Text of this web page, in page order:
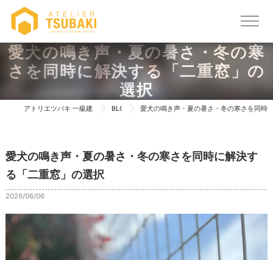
愛犬の鳴き声・夏の暑さ・冬の寒
さを同時に解決する「二重窓」の
選択
アトリエツバキ 一級建築士事務所 TOP
BLOG 愛犬の鳴き声・夏の暑さ・冬の寒さを同時
愛犬の鳴き声・夏の暑さ・冬の寒さを同時に解決す
る「二重窓」の選択
2026/06/06